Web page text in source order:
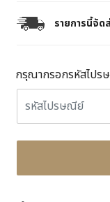
รายการนี้จั
กรุณากรอกรหัสไปร